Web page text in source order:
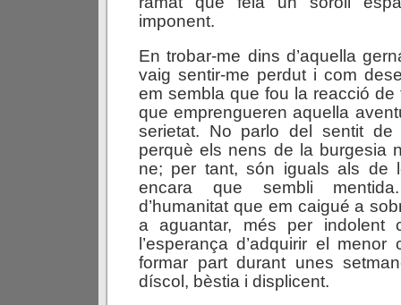
imponent.
En trobar-me dins d’aquella
vaig sentir-me perdut i com
em sembla que fou la reacció
que emprengueren aquella
serietat. No parlo del sentit de
perquè els nens de la burgesia
ne; per tant, són iguals als de
encara que sembli
d’humanitat que em caigué a
a aguantar, més per indolent
l’esperança d’adquirir el menor
formar part durant unes
díscol, bèstia i displicent.